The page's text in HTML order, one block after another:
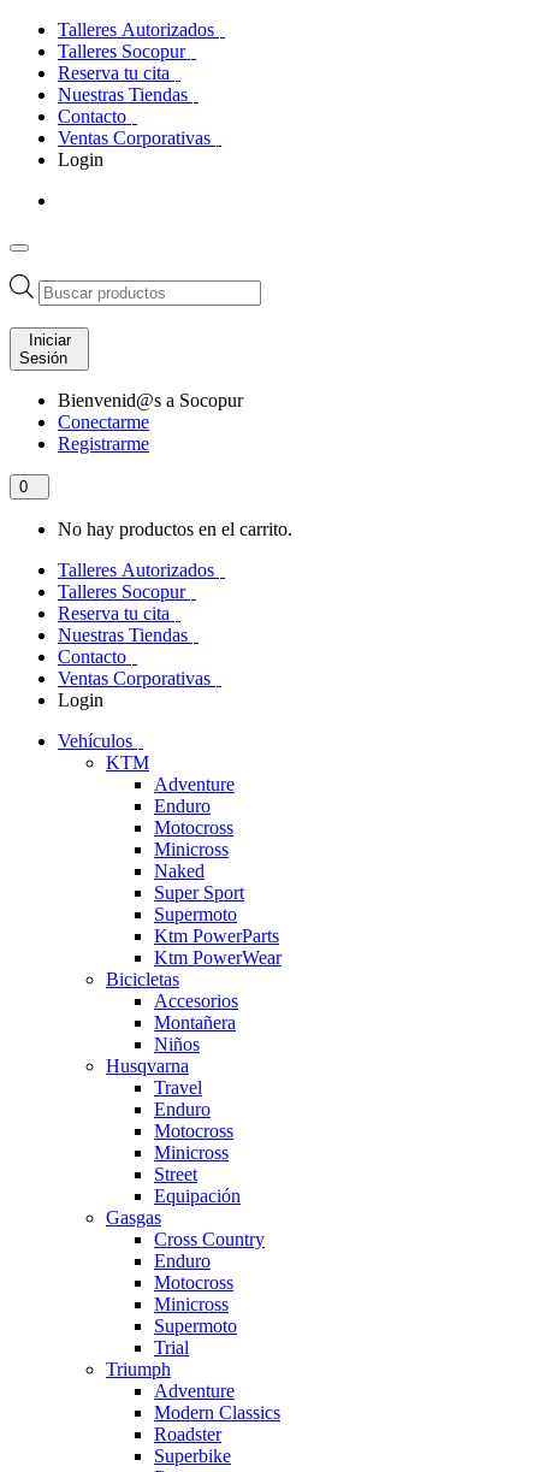
Talleres Autorizados
Talleres Socopur
Reserva tu cita
Nuestras Tiendas
Contacto
Ventas Corporativas
Login
Búsqueda
de
productos
Iniciar
Sesión
Bienvenid@s a Socopur
Conectarme
Registrarme
0
No hay productos en el carrito.
Talleres Autorizados
Talleres Socopur
Reserva tu cita
Nuestras Tiendas
Contacto
Ventas Corporativas
Login
Vehículos
KTM
Adventure
Enduro
Motocross
Minicross
Naked
Super Sport
Supermoto
Ktm PowerParts
Ktm PowerWear
Bicicletas
Accesorios
Montañera
Niños
Husqvarna
Travel
Enduro
Motocross
Minicross
Street
Equipación
Gasgas
Cross Country
Enduro
Motocross
Minicross
Supermoto
Trial
Triumph
Adventure
Modern Classics
Roadster
Superbike